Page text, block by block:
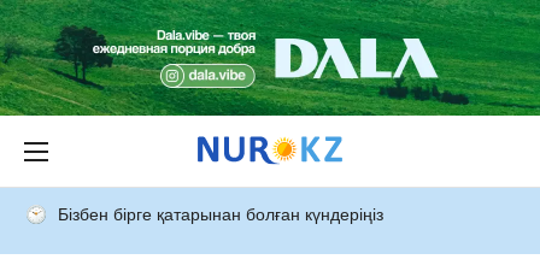
Бізбен бірге қатарынан болған күндеріңіз